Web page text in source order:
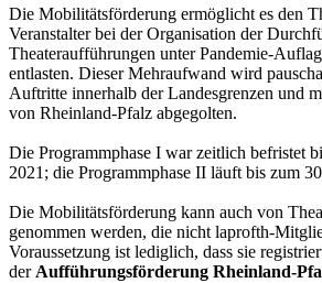
Die Mobilitätsförderung ermöglicht es den
Veranstalter bei der Organisation der
Theateraufführungen unter Pandemie-
entlasten. Dieser Mehraufwand wird
Auftritte innerhalb der Landesgrenzen und
von Rheinland-Pfalz abgegolten.
Die Programmphase I war zeitlich befristet
2021; die Programmphase II läuft bis zum
Die Mobilitätsförderung kann auch von
genommen werden, die nicht laprofth-
Voraussetzung ist lediglich, dass sie
der Aufführungsförderung Rheinland-